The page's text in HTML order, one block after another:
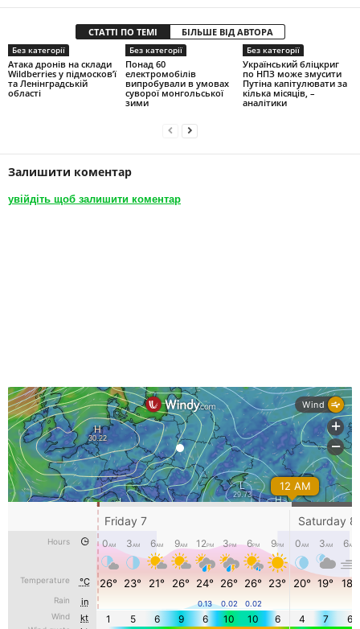
СТАТТІ ПО ТЕМІ БІЛЬШЕ ВІД АВТОРА
Без категорії
Атака дронів на склади
Wildberries у підмосков’ї
та Ленінградській
області
Без категорії
Понад 60
електромобілів
випробували в умовах
суворої монгольської
зими
Без категорії
Український бліцкриг
по НПЗ може змусити
Путіна капітулювати за
кілька місяців, –
аналітики
Залишити коментар
увійдіть щоб залишити коментар